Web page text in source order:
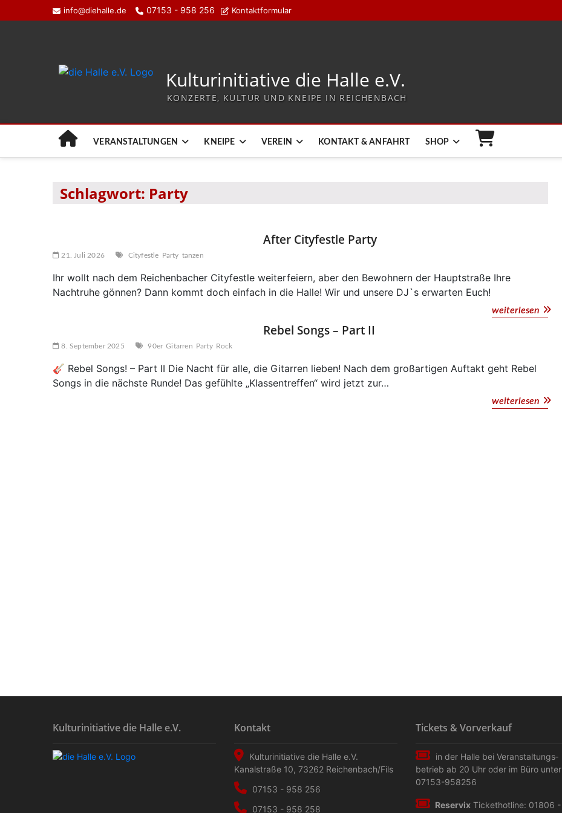
info@diehalle.de 07153 - 958 256 Kontaktformular
Kulturinitiative die Halle e.V.
KONZERTE, KULTUR UND KNEIPE IN REICHENBACH
VERANSTALTUNGEN KNEIPE VEREIN KONTAKT & ANFAHRT SHOP
Schlagwort: Party
After Cityfestle Party
21. Juli 2026 Cityfestle Party tanzen
Ihr wollt nach dem Reichenbacher Cityfestle weiterfeiern, aber den Bewohnern der Hauptstraße Ihre
Nachtruhe gönnen? Dann kommt doch einfach in die Halle! Wir und unsere DJ`s erwarten Euch!
weiterlesen After
Rebel Songs – Part II
8. September 2025 90er Gitarren Party Rock
🎸 Rebel Songs! – Part II Die Nacht für alle, die Gitarren lieben! Nach dem großartigen Auftakt geht Rebel
Songs in die nächste Runde! Das gefühlte „Klassentreffen“ wird jetzt zur…
weiterlesen Rebel
Kulturinitiative die Halle e.V. Kontakt
Kulturinitiative die Halle e.V.
Kanalstraße 10, 73262 Reichenbach/Fils
07153 - 958 256
07153 - 958 258
Tickets & Vorverkauf
in der Halle bei Veranstaltungs­
betrieb ab 20 Uhr oder im Büro unter
07153-958256
Reservix Tickethotline: 01806 -